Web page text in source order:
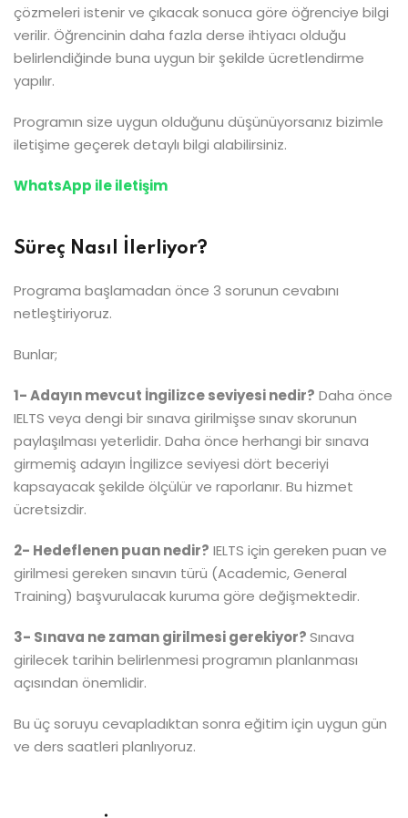
çözmeleri istenir ve çıkacak sonuca göre öğrenciye bilgi
verilir. Öğrencinin daha fazla derse ihtiyacı olduğu
belirlendiğinde buna uygun bir şekilde ücretlendirme
yapılır.
Programın size uygun olduğunu düşünüyorsanız bizimle
iletişime geçerek detaylı bilgi alabilirsiniz.
WhatsApp ile iletişim
Süreç Nasıl İlerliyor?
Programa başlamadan önce 3 sorunun cevabını
netleştiriyoruz.
Bunlar;
1- Adayın mevcut İngilizce seviyesi nedir? Daha önce
IELTS veya dengi bir sınava girilmişsesınav skorunun
paylaşılması yeterlidir. Daha önce herhangi bir sınava
girmemiş adayın İngilizce seviyesi dört beceriyi
kapsayacak şekilde ölçülür ve raporlanır. Bu hizmet
ücretsizdir.
2- Hedeflenen puan nedir? IELTS için gereken puan ve
girilmesi gereken sınavın türü (Academic, General
Training) başvurulacak kuruma göre değişmektedir.
3- Sınava ne zaman girilmesi gerekiyor?Sınava
girilecek tarihin belirlenmesi programın planlanması
açısından önemlidir.
Bu üç soruyu cevapladıktan sonra eğitim için uygun gün
ve ders saatleri planlıyoruz.